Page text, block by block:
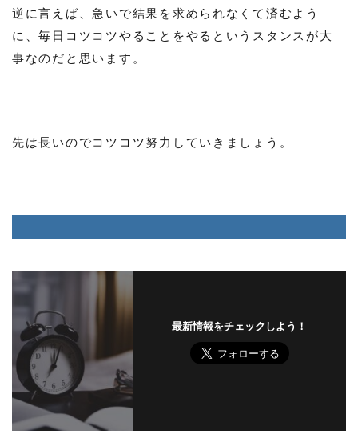
逆に言えば、急いで結果を求められなくて済むよう
に、毎日コツコツやることをやるというスタンスが大
事なのだと思います。
先は長いのでコツコツ努力していきましょう。
最新情報をチェックしよう！